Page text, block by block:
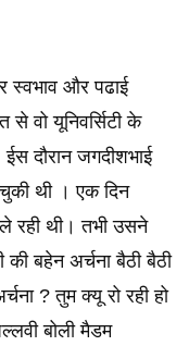
स्वभाव और पढाई
वो यूनिवर्सिटी के
दौरान जगदीशभाई
थी । एक दिन
रही थी। तभी उसने
बहेन अर्चना बैठी बैठी
? तुम क्यू रो रही हो
बोली मैडम